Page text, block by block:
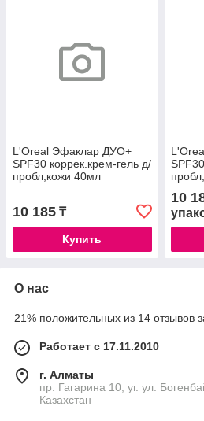
L'Oreal Эфаклар ДУО+
SPF30 коррек.крем-гель д/
пробл,кожи 40мл
10 185 ₸
Купить
10
О нас
21% положительных из 14 отзывов
Работает с 17.11.2010
г. Алматы
пр. Гагарина 10, уг. ул.
Казахстан